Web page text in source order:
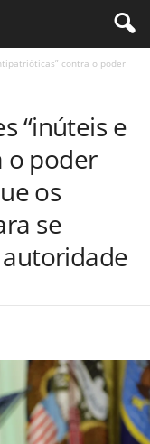
contra o poder
“inúteis e
o poder
os
se